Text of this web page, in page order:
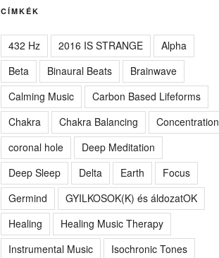
CÍMKÉK
432 Hz 2016 IS STRANGE
Alpha
Beta
Binaural Beats
Brainwave
Calming Music
Carbon Based Lifeforms
Chakra
Chakra Balancing
Concentration
coronal hole
Deep Meditation
Deep Sleep
Delta Earth
Focus
Germind
GYILKOSOK(K) és áldozatOK
Healing
Healing Music Therapy
Instrumental Music
Isochronic Tones